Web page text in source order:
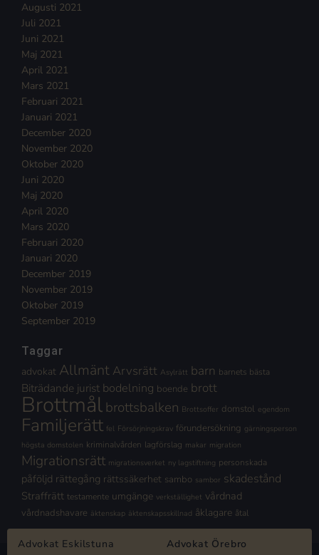
Augusti 2021
Juli 2021
Juni 2021
Maj 2021
April 2021
Mars 2021
Februari 2021
Januari 2021
December 2020
November 2020
Oktober 2020
Juni 2020
Maj 2020
April 2020
Mars 2020
Februari 2020
Januari 2020
December 2019
November 2019
Oktober 2019
September 2019
Taggar
advokat Allmänt Arvsrätt Asylrätt barn barnets bästa
Biträdande jurist bodelning boende brott
Brottmålbrottsbalken Brottsoffer domstol egendom
Familjerätt fel Försörjningskrav förundersökning gärningsperson
högsta domstolen kriminalvården lagförslag makar migration
Migrationsrätt migrationsverket ny lagstiftning personskada
påföljd rättegång rättssäkerhet sambo sambor skadestånd
Straffrätt testamente umgänge verkställighet vårdnad
vårdnadshavare äktenskap äktenskapsskillnad åklagare åtal
Advokat Eskilstuna
Advokat Örebro